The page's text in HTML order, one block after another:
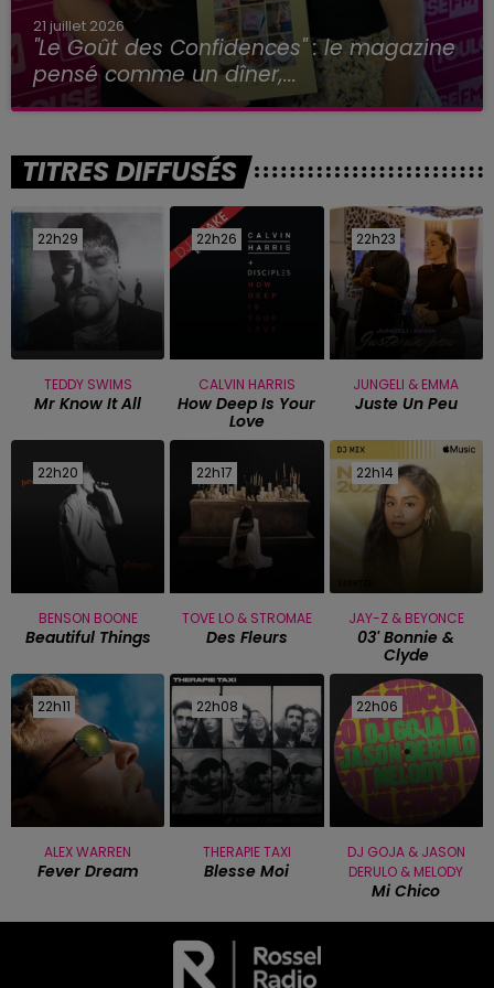
21 juillet 2026
"Le Goût des Confidences" : le magazine
pensé comme un dîner,...
TITRES DIFFUSÉS
22h29
22h29
TEDDY SWIMS
Mr Know It All
22h26
22h26
CALVIN HARRIS
How Deep Is Your
Love
22h23
22h23
JUNGELI & EMMA
Juste Un Peu
22h20
22h20
BENSON BOONE
Beautiful Things
22h17
22h17
TOVE LO & STROMAE
Des Fleurs
22h14
22h14
JAY-Z & BEYONCE
03' Bonnie &
Clyde
22h11
22h11
ALEX WARREN
Fever Dream
22h08
22h08
THERAPIE TAXI
Blesse Moi
22h06
22h06
DJ GOJA & JASON
DERULO & MELODY
Mi Chico